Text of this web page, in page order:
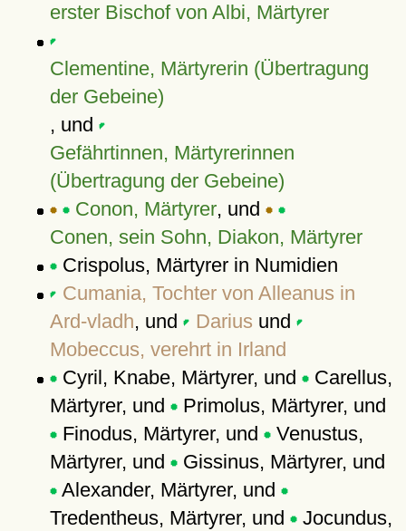
erster Bischof von Albi, Märtyrer
Clementine, Märtyrerin (Übertragung
der Gebeine)
, und
Gefährtinnen, Märtyrerinnen
(Übertragung der Gebeine)
Conon, Märtyrer, und
Conen, sein Sohn, Diakon, Märtyrer
Crispolus, Märtyrer in Numidien
Cumania, Tochter von Alleanus in
Ard-vladh, und Darius und
Mobeccus, verehrt in Irland
Cyril, Knabe, Märtyrer, und Carellus,
Märtyrer, und Primolus, Märtyrer, und
Finodus, Märtyrer, und Venustus,
Märtyrer, und Gissinus, Märtyrer, und
Alexander, Märtyrer, und
Tredentheus, Märtyrer, und Jocundus,